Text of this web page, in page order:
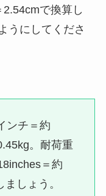
で換算し
うにしてくださ
ンチ＝約
。耐荷重
＝約
しょう。